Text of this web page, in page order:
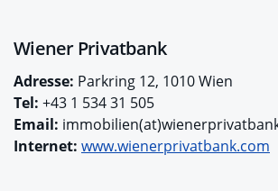
Wiener Privatbank
Adresse: Parkring 12, 1010 Wien
Tel: +43 1 534 31 505
Email:
Internet: www.wienerprivatbank.com